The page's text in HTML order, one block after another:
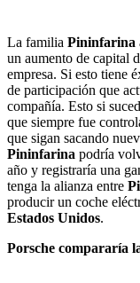
La familia Pininfarina
un aumento de capital
empresa. Si esto tiene
de participación que
compañía. Esto si
que siempre fue
que sigan sacando
Pininfarina podría
año y registraría una
tenga la alianza entre
producir un coche
Estados Unidos.
Porsche compararía